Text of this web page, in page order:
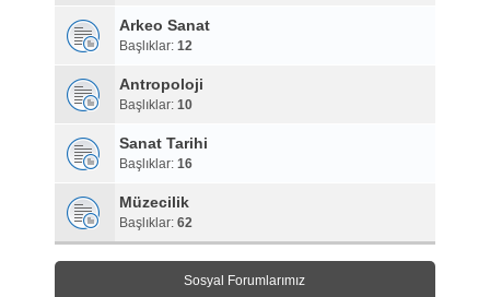
Arkeo Sanat
Başlıklar: 12
Antropoloji
Başlıklar: 10
Sanat Tarihi
Başlıklar: 16
Müzecilik
Başlıklar: 62
Sosyal Forumlarımız